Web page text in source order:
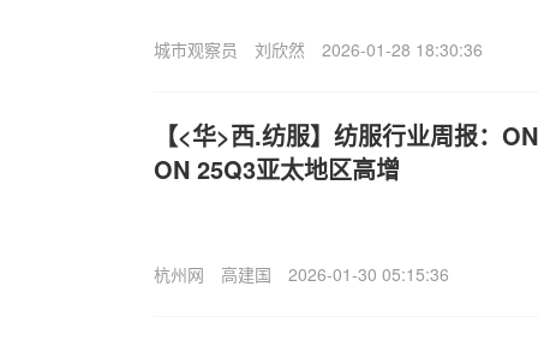
城市观察员 刘欣然 2026-01-28 18:30:36
【<华>西.纺服】纺服行业周报：
ON 25Q3亚太地区高增
杭州网 高建国 2026-01-30 05:15:36